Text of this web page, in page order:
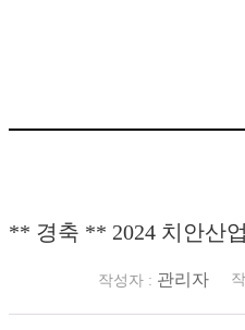
** 경축 ** 2024 치안산
작성자 : 관리자